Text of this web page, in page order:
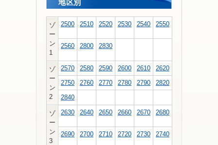
地区別
ゾ
ー
ン
1
2500 2510 2520 2530 2540 2550
2560 2800 2830
ゾ
ー
ン
2
2570 2580 2590 2600 2610
2620
2750
2760 2770 2780 2790
2820
2840
ゾ
ー
ン
3
2630 2640 2650 2660 2670 2680
2690 2700 2710 2720 2730 2740